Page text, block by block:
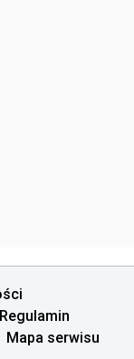
Regulamin
Mapa serwisu